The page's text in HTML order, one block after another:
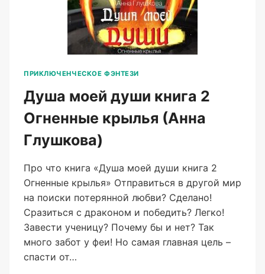
ПРИКЛЮЧЕНЧЕСКОЕ ФЭНТЕЗИ
Душа моей души книга 2
Огненные крылья (Анна
Глушкова)
Про что книга «Душа моей души книга 2
Огненные крылья» Отправиться в другой мир
на поиски потерянной любви? Сделано!
Сразиться с драконом и победить? Легко!
Завести ученицу? Почему бы и нет? Так
много забот у феи! Но самая главная цель –
спасти от…